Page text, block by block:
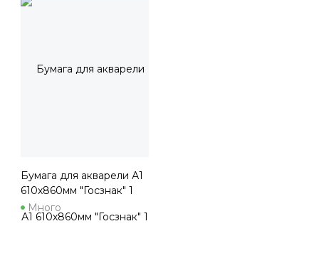
Бумага для акварели А1
610х860мм "Госзнак" 1
шт.Много